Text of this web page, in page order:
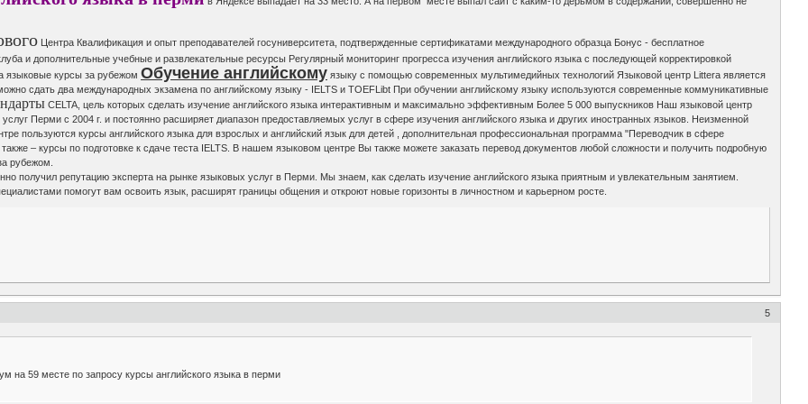
Центра Квалификация и опыт преподавателей госуниверситета, подтвержденные сертификатами международного образца Бонус - бесплатное
и дополнительные учебные и развлекательные ресурсы Регулярный мониторинг прогресса изучения английского языка с последующей корректировкой
языковые курсы за рубежомОбучение английскому языку с помощью современных мультимедийных технологий Языковой центр Littera является
сдать два международных экзамена по английскому языку - IELTS и TOEFLibt При обучении английскому языку используются современные коммуникативные
CELTA, цель которых сделать изучение английского языка интерактивным и максимально эффективным Более 5 000 выпускников Наш языковой центр
Перми с 2004 г. и постоянно расширяет диапазон предоставляемых услуг в сфере изучения английского языка и других иностранных языков. Неизменной
пользуются курсы английского языка для взрослых и английский язык для детей , дополнительная профессиональная программа "Переводчик в сфере
– курсы по подготовке к сдаче теста IELTS. В нашем языковом центре Вы также можете заказать перевод документов любой сложности и получить подробную
рубежом.
получил репутацию эксперта на рынке языковых услуг в Перми. Мы знаем, как сделать изучение английского языка приятным и увлекательным занятием.
помогут вам освоить язык, расширят границы общения и откроют новые горизонты в личностном и карьерном росте.
5
на 59 месте по запросу курсы английского языка в перми